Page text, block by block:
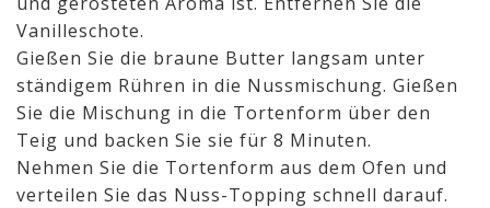
Vanilleschote.
Gießen Sie die braune Butter langsam unter
ständigem Rühren in die Nussmischung. Gießen
Sie die Mischung in die Tortenform über den
Teig und backen Sie sie für 8 Minuten.
Nehmen Sie die Tortenform aus dem Ofen und
verteilen Sie das Nuss-Topping schnell darauf.